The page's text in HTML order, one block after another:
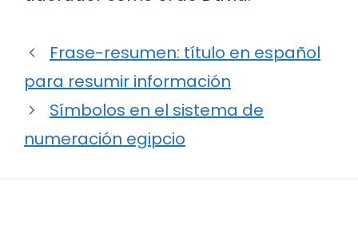
Frase-resumen: título en español
para resumir información
Símbolos en el sistema de
numeración egipcio